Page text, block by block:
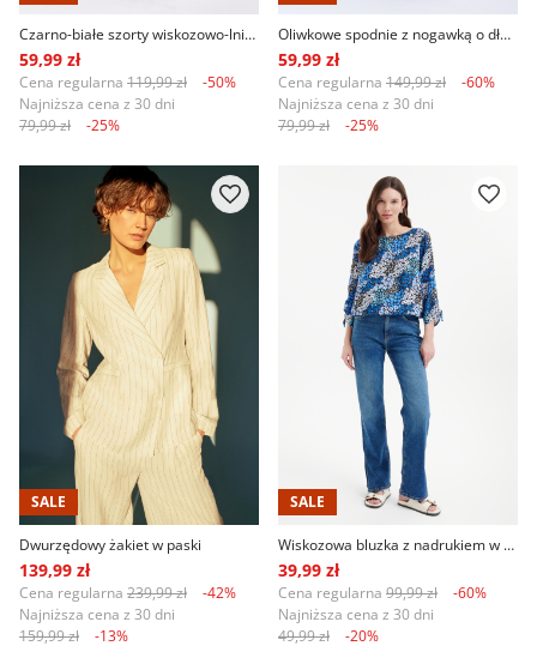
Czarno-białe szorty wiskozowo-lniane
59,99 zł
Cena regularna 119,99 zł
-50%
Najniższa cena z 30 dni
79,99 zł
-25%
Oliwkowe spodnie z nogawką o długości 7/8
59,99 zł
Cena regularna 149,99 zł
-60%
Najniższa cena z 30 dni
79,99 zł
-25%
SALE
Dwurzędowy żakiet w paski
139,99 zł
Cena regularna 239,99 zł
-42%
Najniższa cena z 30 dni
159,99 zł
-13%
SALE
Wiskozowa bluzka z nadrukiem w drobne kwiaty
39,99 zł
Cena regularna 99,99 zł
-60%
Najniższa cena z 30 dni
49,99 zł
-20%